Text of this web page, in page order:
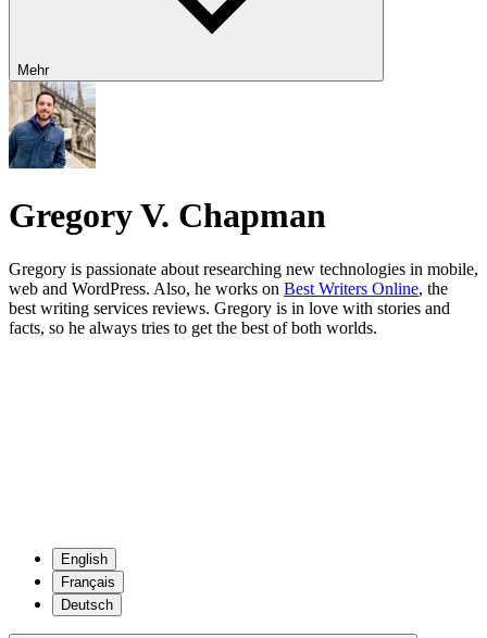
Mehr
Gregory V. Chapman
Gregory is passionate about researching new technologies in mobile,
web and WordPress. Also, he works on Best Writers Online, the
best writing services reviews. Gregory is in love with stories and
facts, so he always tries to get the best of both worlds.
English
Français
Deutsch